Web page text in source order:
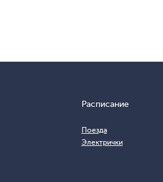
Расписание
Поезда
Электрички